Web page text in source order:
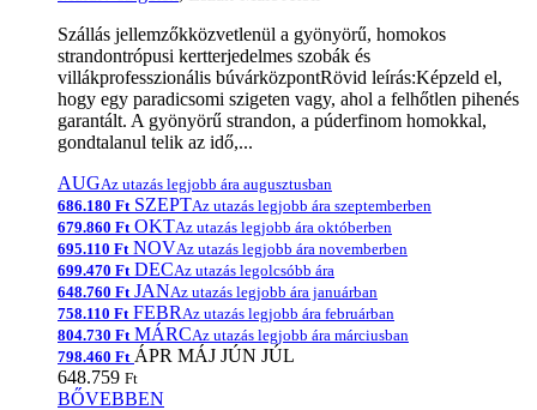
Szállás jellemzőkközvetlenül a gyönyörű, homokos
strandontrópusi kertterjedelmes szobák és
villákprofesszionális búvárközpontRövid leírás:Képzeld el,
hogy egy paradicsomi szigeten vagy, ahol a felhőtlen pihenés
garantált. A gyönyörű strandon, a púderfinom homokkal,
gondtalanul telik az idő,...
AUGAz utazás legjobb ára augusztusban
686.180 Ft SZEPTAz utazás legjobb ára szeptemberben
679.860 Ft OKTAz utazás legjobb ára októberben
695.110 Ft NOVAz utazás legjobb ára novemberben
699.470 Ft DECAz utazás legolcsóbb ára
648.760 Ft JANAz utazás legjobb ára januárban
758.110 Ft FEBRAz utazás legjobb ára februárban
804.730 Ft MÁRCAz utazás legjobb ára márciusban
798.460 Ft ÁPR MÁJ JÚN JÚL
648.759 Ft
BŐVEBBEN